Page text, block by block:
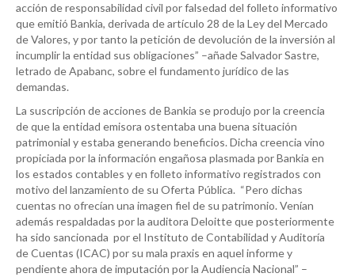
acción de responsabilidad civil por falsedad del folleto informativo
que emitió Bankia, derivada de artículo 28 de la Ley del Mercado
de Valores, y por tanto la petición de devolución de la inversión al
incumplir la entidad sus obligaciones” –añade Salvador Sastre,
letrado de Apabanc, sobre el fundamento jurídico de las
demandas.
La suscripción de acciones de Bankia se produjo por la creencia
de que la entidad emisora ostentaba una buena situación
patrimonial y estaba generando beneficios. Dicha creencia vino
propiciada por la información engañosa plasmada por Bankia en
los estados contables y en folleto informativo registrados con
motivo del lanzamiento de su Oferta Pública. “Pero dichas
cuentas no ofrecían una imagen fiel de su patrimonio. Venían
además respaldadas por la auditora Deloitte que posteriormente
ha sido sancionada por el Instituto de Contabilidad y Auditoría
de Cuentas (ICAC) por su mala praxis en aquel informe y
pendiente ahora de imputación por la Audiencia Nacional” –